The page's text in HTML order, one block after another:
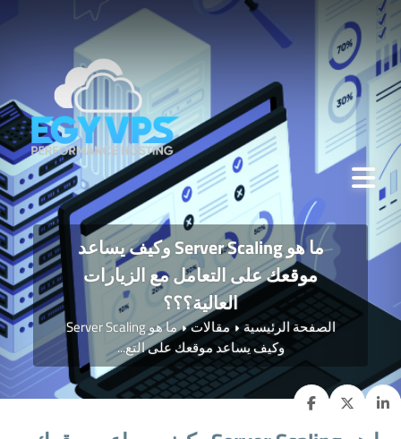
ما هو Server Scaling وكيف يساعد
موقعك على التعامل مع الزيارات
العالية؟؟؟
الصفحة الرئيسية مقالات
ما هو Server Scaling
وكيف يساعد موقعك على التع...